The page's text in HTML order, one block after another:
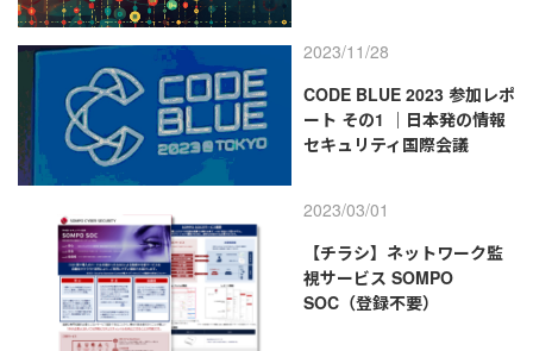
2023/11/28
CODE BLUE 2023 参加レポ
ート その1 ｜日本発の情報
セキュリティ国際会議
2023/03/01
【チラシ】ネットワーク監
視サービス SOMPO
SOC（登録不要）